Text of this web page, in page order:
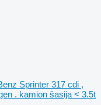
Sprinter 317 cdi ,
. kamion šasija < 3.5t